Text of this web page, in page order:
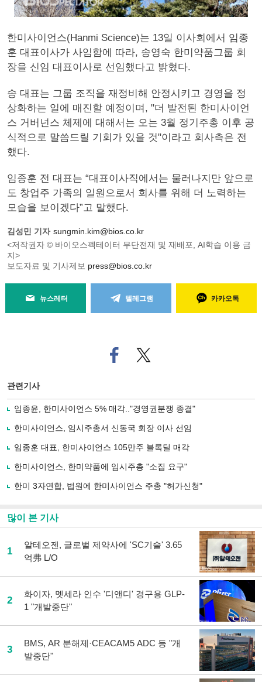
한미사이언스(Hanmi Science)는 13일 이사회에서 임종
훈 대표이사가 사임함에 따라, 송영숙 한미약품그룹 회
장을 신임 대표이사로 선임했다고 밝혔다.
송 대표는 그룹 조직을 재정비해 안정시키고 경영을 정
상화하는 일에 매진할 예정이며, "더 발전된 한미사이언
스 거버넌스 체제에 대해서는 오는 3월 정기주총 이후 공
식적으로 말씀드릴 기회가 있을 것"이라고 회사측은 전
했다.
임종훈 전 대표는 “대표이사직에서는 물러나지만 앞으로
도 창업주 가족의 일원으로서 회사를 위해 더 노력하는
모습을 보이겠다”고 말했다.
김성민 기자 sungmin.kim@bios.co.kr
<저작권자 © 바이오스펙테이터 무단전재 및 재배포, AI학습 이용 금
지>
보도자료 및 기사제보 press@bios.co.kr
뉴스레터 텔레그램 카카오톡
페
이
로
기
사
유
기
트위
터로
관련기사
임종윤, 한미사이언스 5% 매각.."경영권분쟁 종결"
한미사이언스, 임시주총서 신동국 회장 이사 선임
임종훈 대표, 한미사이언스 105만주 블록딜 매각
한미사이언스, 한미약품에 임시주총 "소집 요구"
한미 3자연합, 법원에 한미사이언스 주총 "허가신청"
많이 본 기사
1
알테오젠, 글로벌 제약사에 'SC기술' 3.65
억弗 L/O
2
화이자, 멧세라 인수 '디앤디' 경구용 GLP-
1 "개발중단"
3
BMS, AR 분해제·CEACAM5 ADC 등 "개
발중단"